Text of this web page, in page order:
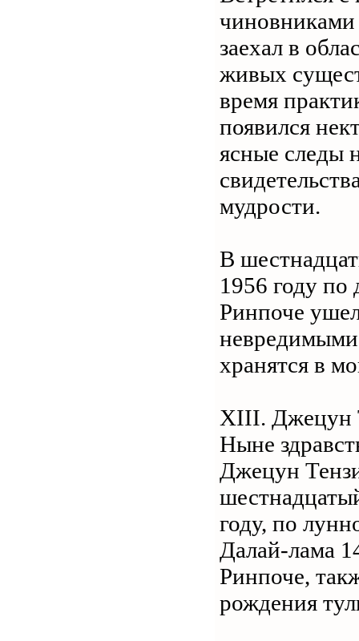
чиновниками
заехал в
живых
время
появился
ясные следы
мудрости.
В
1956 году по
Ринпоче
невредимыми
хранятся в
XIII. Джецун
Ныне
Джецун
году, по
Далай-лама
Ринпоче,
рождения